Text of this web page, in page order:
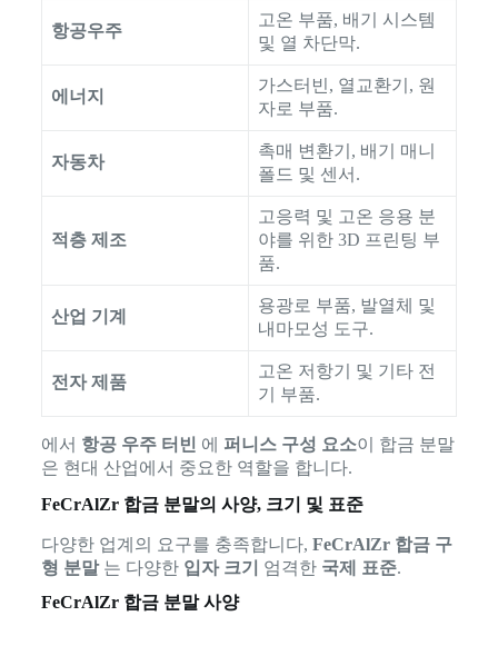
항공우주
고온 부품, 배기 시스템
및 열 차단막.
에너지
가스터빈, 열교환기, 원
자로 부품.
자동차
촉매 변환기, 배기 매니
폴드 및 센서.
적층 제조
고응력 및 고온 응용 분
야를 위한 3D 프린팅 부
품.
산업 기계
용광로 부품, 발열체 및
내마모성 도구.
전자 제품
고온 저항기 및 기타 전
기 부품.
에서 항공 우주 터빈 에 퍼니스 구성 요소이 합금 분말
은 현대 산업에서 중요한 역할을 합니다.
FeCrAlZr 합금 분말의 사양, 크기 및 표준
다양한 업계의 요구를 충족합니다, FeCrAlZr 합금 구
형 분말는 다양한 입자 크기 엄격한 국제 표준.
FeCrAlZr 합금 분말 사양